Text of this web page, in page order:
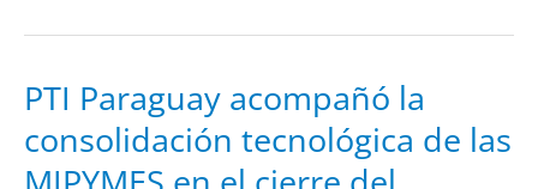
PTI Paraguay acompañó la
consolidación tecnológica de las
PTI
Paraguay
acompañó
la
consolidación
de